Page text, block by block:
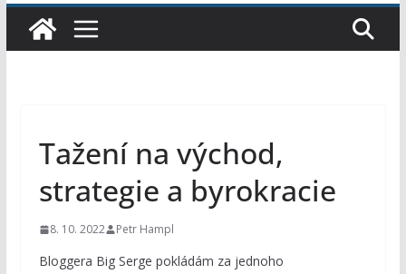
Tažení na východ,
strategie a byrokracie
8. 10. 2022 Petr Hampl
Bloggera Big Serge pokládám za jednoho